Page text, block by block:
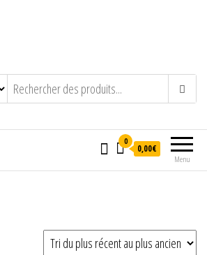
Menu
0
0,00€
du plus récent au plus ancien